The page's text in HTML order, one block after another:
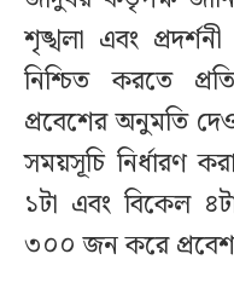
শৃঙ্খলা এবং
নিশ্চিত করতে
প্রবেশের অনুমতি
সময়সূচি নির্ধারণ
১টা এবং বিকেল
৩০০ জন করে